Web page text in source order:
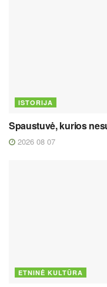
ISTORIJA
Spaustuvė, kurios
2026 08 07
ETNINĖ KULTŪRA